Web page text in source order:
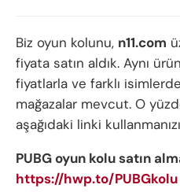
Biz oyun kolunu, n11.com
fiyata satın aldık. Aynı
fiyatlarla ve farklı
mağazalar mevcut. O
aşağıdaki linki
PUBG oyun kolu satın
https://hwp.to/PUBGkolu